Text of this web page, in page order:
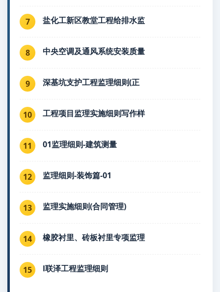
7 盐化工新区教堂工程给排水监
8 中央空调及通风系统安装质量
9 深基坑支护工程监理细则(正
10 工程项目监理实施细则写作样
11 01监理细则-建筑测量
12 监理细则-装饰篇-01
13 监理实施细则(合同管理)
14 橡胶衬里、砖板衬里专项监理
15 l联泽工程监理细则